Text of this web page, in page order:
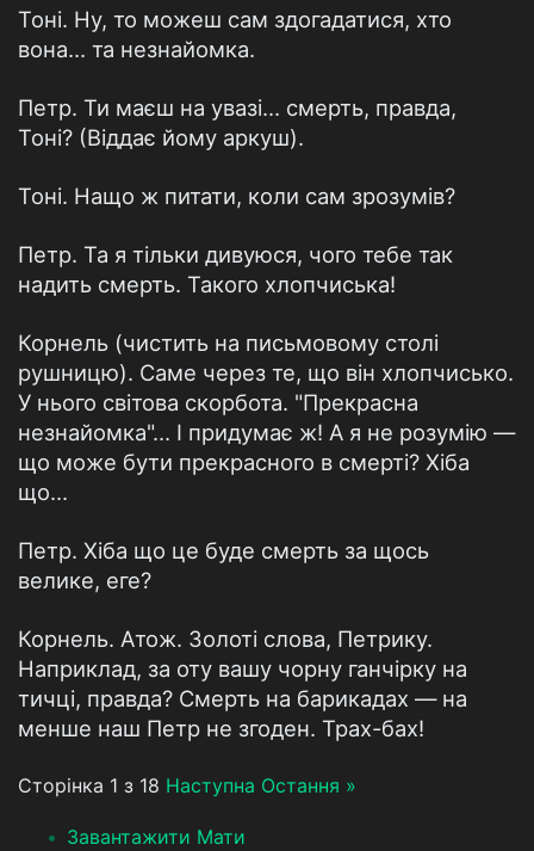
Тоні. Ну, то можеш сам здогадатися, хто
вона… та незнайомка.
Петр. Ти маєш на увазі… смерть, правда,
Тоні? (Віддає йому аркуш).
Тоні. Нащо ж питати, коли сам зрозумів?
Петр. Та я тільки дивуюся, чого тебе так
надить смерть. Такого хлопчиська!
Корнель (чистить на письмовому столі
рушницю). Саме через те, що він хлопчисько.
У нього світова скорбота. "Прекрасна
незнайомка"… І придумає ж! А я не розумію —
що може бути прекрасного в смерті? Хіба
що…
Петр. Хіба що це буде смерть за щось
велике, еге?
Корнель. Атож. Золоті слова, Петрику.
Наприклад, за оту вашу чорну ганчірку на
тичці, правда? Смерть на барикадах — на
менше наш Петр не згоден. Трах-бах!
Сторінка 1 з 18 Наступна Остання »
Завантажити Мати